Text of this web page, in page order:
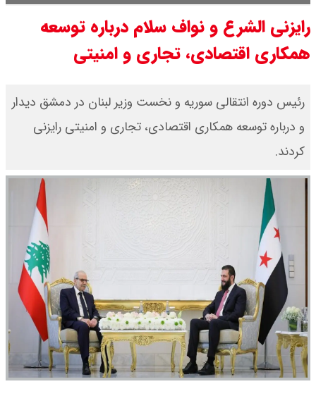
رایزنی الشرع و نواف سلام درباره توسعه
همکاری اقتصادی، تجاری و امنیتی
​رئیس دوره انتقالی سوریه و نخست وزیر لبنان در دمشق دیدار
و درباره توسعه همکاری اقتصادی، تجاری و امنیتی رایزنی
کردند.